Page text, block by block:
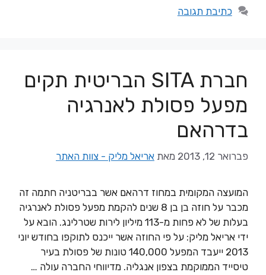
כתיבת תגובה
חברת SITA הבריטית תקים
מפעל פסולת לאנרגיה
בדרהאם
פברואר 12, 2013 מאת אריאל מליק - צוות האתר
המועצה המקומית במחוז דרהאם אשר בבריטניה חתמה זה
מכבר על חוזה בן בן 8 שנים להקמת מפעל פסולת לאנרגיה
בעלות של לא פחות מ-113 מיליון לירות שטרלינג. הובא על
ידי אריאל מליק: על פי החוזה אשר ייכנס לתוקפו בחודש יוני
2013 ייעבד המפעל 140,000 טונות של פסולת בעיר
טיסייד הממוקמת בצפון אנגליה. מדיווחי החברה עולה …